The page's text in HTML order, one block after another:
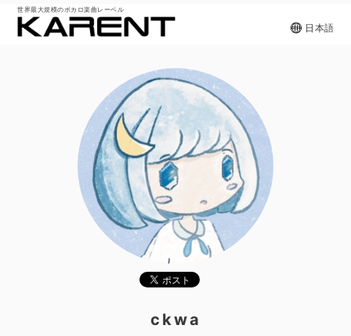
世界最大規模のボカロ楽曲レーベル
日本語
ckwa